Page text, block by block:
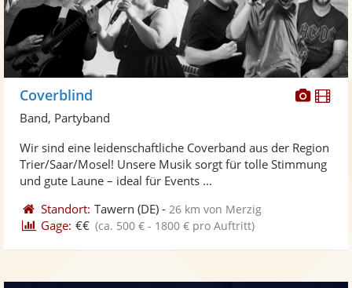
Fotos
Coverblind
Band, Partyband
Wir sind eine leidenschaftliche Coverband aus der Region
Trier/Saar/Mosel! Unsere Musik sorgt für tolle Stimmung
und gute Laune – ideal für Events ...
Standort: Tawern (DE) - 26 km von Merzig
Gage: €€ (ca. 500 € - 1800 € pro Auftritt)